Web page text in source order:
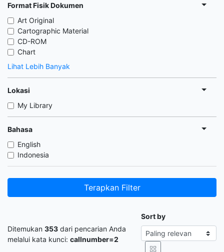
Format Fisik Dokumen
Art Original
Cartographic Material
CD-ROM
Chart
Lihat Lebih Banyak
Lokasi
My Library
Bahasa
English
Indonesia
Terapkan Filter
Ditemukan 353 dari pencarian Anda
melalui kata kunci: callnumber=2
Sort by